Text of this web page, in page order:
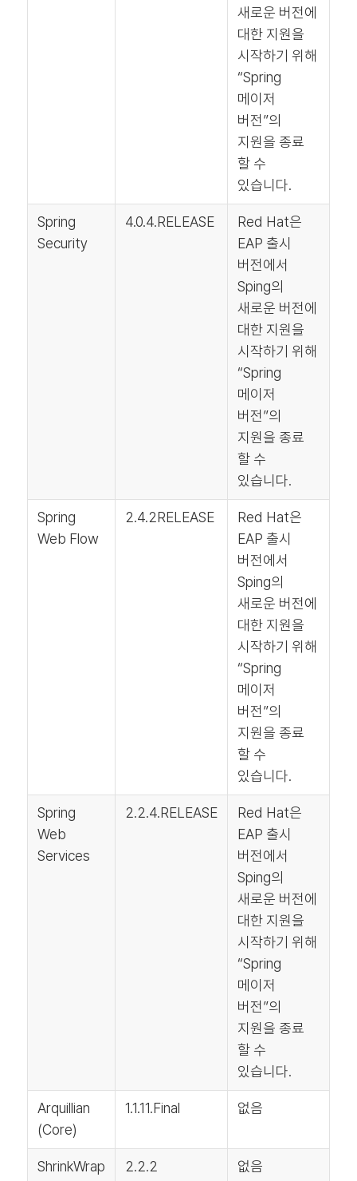
새로운 버전에
대한 지원을
시작하기 위해
“Spring
메이저
버전”의
지원을 종료
할 수
있습니다.
Spring
Security
4.0.4.RELEASE
Red Hat은
EAP 출시
버전에서
Sping의
새로운 버전에
대한 지원을
시작하기 위해
“Spring
메이저
버전”의
지원을 종료
할 수
있습니다.
Spring
Web Flow
2.4.2RELEASE
Red Hat은
EAP 출시
버전에서
Sping의
새로운 버전에
대한 지원을
시작하기 위해
“Spring
메이저
버전”의
지원을 종료
할 수
있습니다.
Spring
Web
Services
2.2.4.RELEASE
Red Hat은
EAP 출시
버전에서
Sping의
새로운 버전에
대한 지원을
시작하기 위해
“Spring
메이저
버전”의
지원을 종료
할 수
있습니다.
Arquillian
(Core)
1.1.11.Final 없음
ShrinkWrap
2.2.2 없음